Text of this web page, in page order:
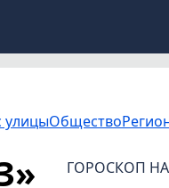
улицыОбщество
ГОРОСКОП